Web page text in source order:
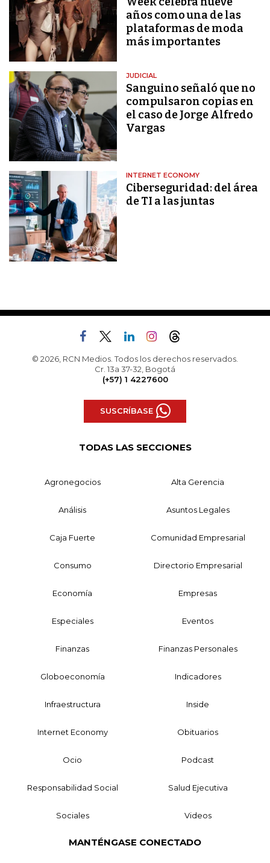
años como una de las
plataformas de moda
más importantes
JUDICIAL
Sanguino señaló que no
compulsaron copias en
el caso de Jorge Alfredo
Vargas
INTERNET ECONOMY
Ciberseguridad: del área
de TI a las juntas
© 2026, RCN Medios. Todos los derechos reservados.
Cr. 13a 37-32, Bogotá
(+57) 1 4227600
SUSCRÍBASE
TODAS LAS SECCIONES
Agronegocios Alta Gerencia
Análisis Asuntos Legales
Caja Fuerte Comunidad Empresarial
Consumo Directorio Empresarial
Economía Empresas
Especiales Eventos
Finanzas Finanzas Personales
Globoeconomía Indicadores
Infraestructura Inside
Internet Economy Obituarios
Ocio Podcast
Responsabilidad Social Salud Ejecutiva
Sociales Videos
MANTÉNGASE CONECTADO